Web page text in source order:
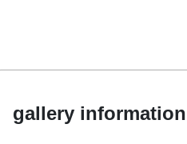
gallery information